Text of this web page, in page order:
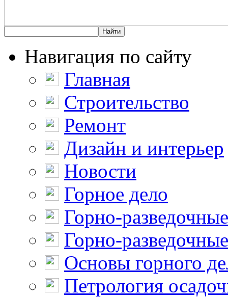
Навигация по сайту
Главная
Строительство
Ремонт
Дизайн и интерьер
Новости
Горное дело
Горно-
Горно-
Основы горного
Петрология